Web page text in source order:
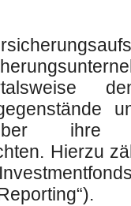
ihre
Hierzu